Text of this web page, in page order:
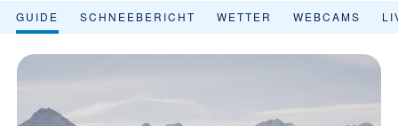
GUIDE SCHNEEBERICHT WETTER WEBCAMS